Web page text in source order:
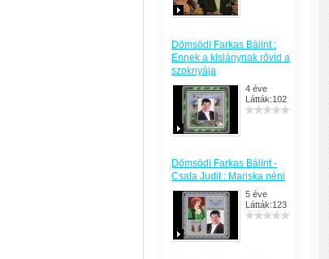
Dömsödi Farkas Bálint :
Ennek a kislánynak rövid a
szoknyája
4 éve
Látták:102
Dömsödi Farkas Bálint -
Csala Judit : Mariska néni
5 éve
Látták:123